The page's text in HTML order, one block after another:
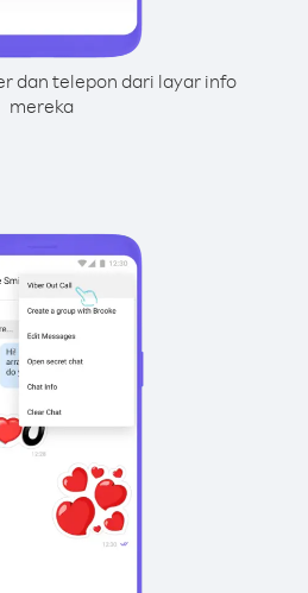
dan telepon dari layar info
mereka